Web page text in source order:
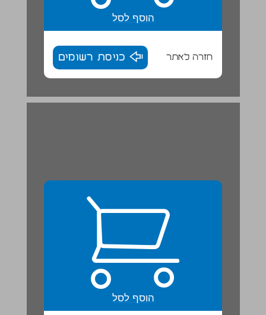
הוסף לסל
חזרה לאתר כניסת רשומים
נחמיה פועל להרחקת העמים השכנים ... 22
הוסף לסל